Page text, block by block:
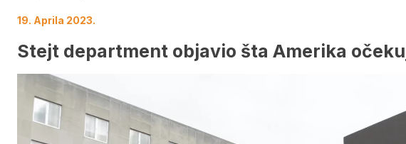
19. Aprila 2023.
Stejt department objavio šta Amerika